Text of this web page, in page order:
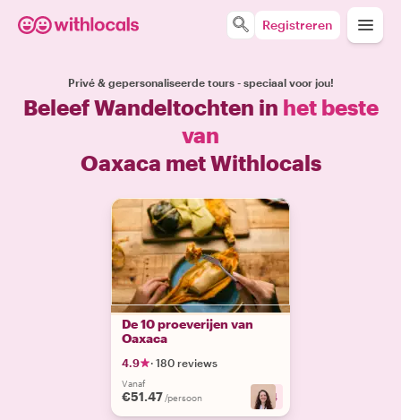
Registreren
Privé & gepersonaliseerde tours - speciaal voor jou!
Beleef Wandeltochten in het beste
van
Oaxaca met Withlocals
De 10 proeverijen van
Oaxaca
4.9 · 180 reviews
Vanaf
€51.47 /persoon +4